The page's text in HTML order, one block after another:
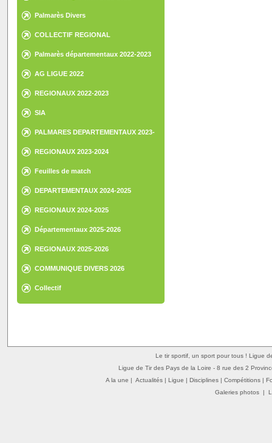
Palmarès Divers
COLLECTIF REGIONAL
Palmarès départementaux 2022-2023
AG LIGUE 2022
REGIONAUX 2022-2023
SIA
PALMARES DEPARTEMENTAUX 2023-
REGIONAUX 2023-2024
Feuilles de match
DEPARTEMENTAUX 2024-2025
REGIONAUX 2024-2025
Départementaux 2025-2026
REGIONAUX 2025-2026
COMMUNIQUE DIVERS 2026
Collectif
Le tir sportif, un sport pour tous ! Ligue
Ligue de Tir des Pays de la Loire - 8 rue des 2
A la une | Actualités | Ligue | Disciplines | Compétitions |
Galeries photos|